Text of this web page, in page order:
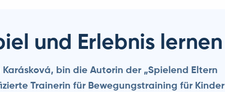
und Erlebnis lernen
bin die Autorin der „Spielend Eltern
Trainerin für Bewegungstraining für Kinder